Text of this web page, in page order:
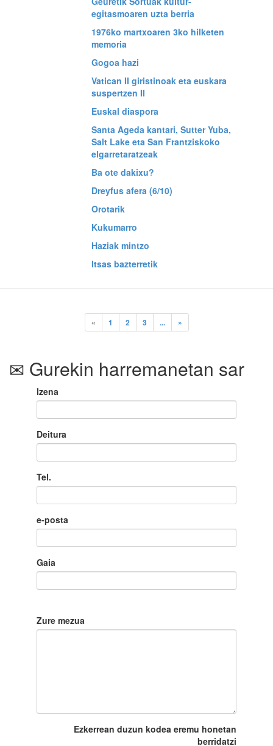
egitasmoaren uzta berria
1976ko martxoaren 3ko hilketen
memoria
Gogoa hazi
Vatican II giristinoak eta euskara
suspertzen II
Euskal diaspora
Santa Ageda kantari, Sutter Yuba,
Salt Lake eta San Frantziskoko
elgarretaratzeak
Ba ote dakixu?
Dreyfus afera (6/10)
Orotarik
Kukumarro
Haziak mintzo
Itsas bazterretik
« 1 2 3 ... »
Gurekin harremanetan sar
Izena
Deitura
Tel.
e-posta
Gaia
Zure mezua
Ezkerrean duzun kodea eremu honetan
berridatzi